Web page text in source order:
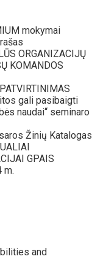
mokymai
ORGANIZACIJŲ
KOMANDOS
gali pasibaigti
naudai“ seminaro
Žinių Katalogas
GPAIS
m.
and